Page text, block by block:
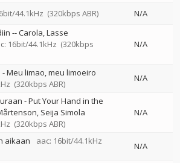
44.1kHz (320kbps ABR) N/A
--Carola Lasse
16bit/44.1kHz (320kbps
N/A
Meu limao, meu limoeiro
(320kbps ABR)
N/A
- Put Your Hand in the
Seija Simola
(320kbps ABR)
N/A
aikaan
aac: 16bit/44.1kHz
N/A